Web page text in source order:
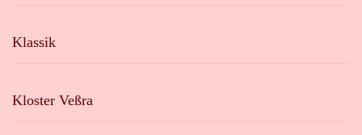
Klassik
Kloster Veßra